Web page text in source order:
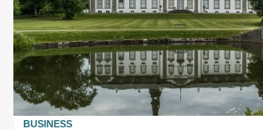
BUSINESS